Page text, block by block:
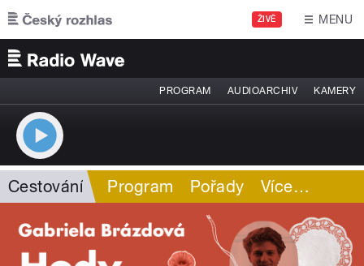
Přejít k hlavnímu obsahu
ŽIVĚ MENU
PROGRAM AUDIOARCHIV KAMERY
Cestování Program Pořady Více…